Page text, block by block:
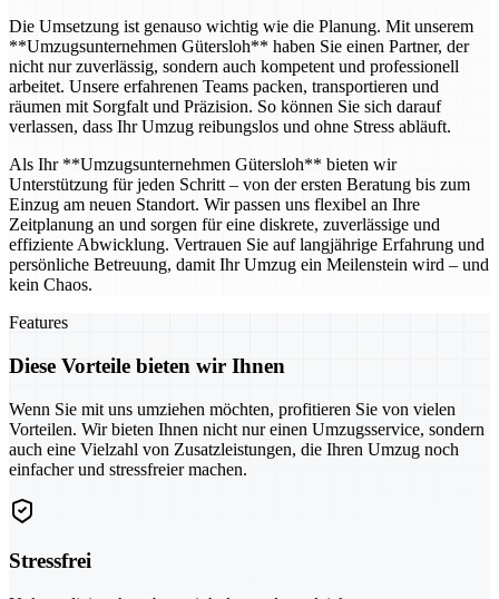
Die Umsetzung ist genauso wichtig wie die Planung. Mit unserem
**Umzugsunternehmen Gütersloh** haben Sie einen Partner, der
nicht nur zuverlässig, sondern auch kompetent und professionell
arbeitet. Unsere erfahrenen Teams packen, transportieren und
räumen mit Sorgfalt und Präzision. So können Sie sich darauf
verlassen, dass Ihr Umzug reibungslos und ohne Stress abläuft.
Als Ihr **Umzugsunternehmen Gütersloh** bieten wir
Unterstützung für jeden Schritt – von der ersten Beratung bis zum
Einzug am neuen Standort. Wir passen uns flexibel an Ihre
Zeitplanung an und sorgen für eine diskrete, zuverlässige und
effiziente Abwicklung. Vertrauen Sie auf langjährige Erfahrung und
persönliche Betreuung, damit Ihr Umzug ein Meilenstein wird – und
kein Chaos.
Features
Diese Vorteile bieten wir Ihnen
Wenn Sie mit uns umziehen möchten, profitieren Sie von vielen
Vorteilen. Wir bieten Ihnen nicht nur einen Umzugsservice, sondern
auch eine Vielzahl von Zusatzleistungen, die Ihren Umzug noch
einfacher und stressfreier machen.
Stressfrei